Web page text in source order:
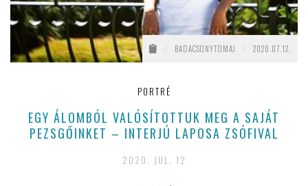
BADACSONYTOMAJ 2020.07.12.
PORTRÉ
EGY ÁLOMBÓL VALÓSÍTOTTUK MEG A SAJÁT
PEZSGŐINKET – INTERJÚ LAPOSA ZSÓFIVAL
2020. JUL. 12